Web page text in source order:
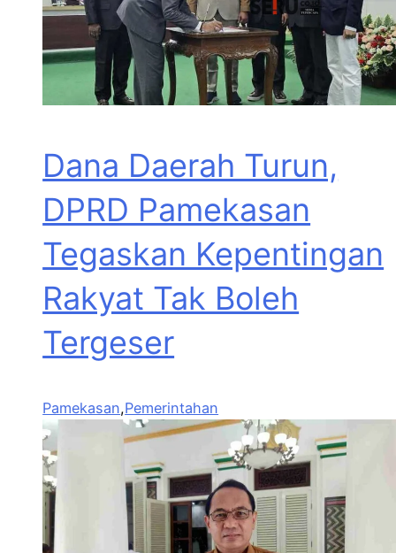
Dana Daerah Turun,
DPRD Pamekasan
Tegaskan Kepentingan
Rakyat Tak Boleh
Tergeser
Pamekasan,Pemerintahan